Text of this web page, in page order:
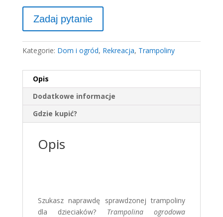
Kategorie: Dom i ogród, Rekreacja, Trampoliny
Opis
Dodatkowe informacje
Gdzie kupić?
Opis
Szukasz naprawdę sprawdzonej trampoliny
dla dzieciaków? Trampolina ogrodowa